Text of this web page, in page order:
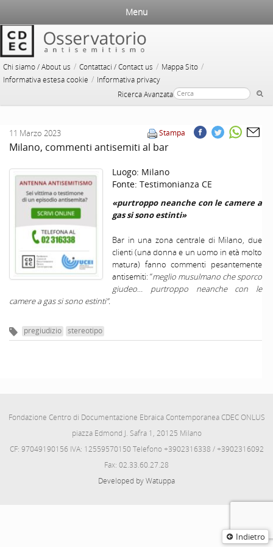
Chi siamo / About us / Contattaci / Contact us / Mappa Sito /
Informativa estesa cookie / Informativa privacy
Ricerca Avanzata
Menu
Indietro
Stampa
11 Marzo 2023
Milano, commenti antisemiti al bar
Luogo: Milano
Fonte: Testimonianza CE
«purtroppo neanche con le camere a
gas si sono estinti»
Bar in una zona centrale di Milano, due
clienti (una donna e un uomo in età molto
matura) fanno commenti pesantemente
antisemiti: “meglio musulmano che sporco
giudeo… purtroppo neanche con le
camere a gas si sono estinti”.
pregiudizio stereotipo
Fondazione Centro di Documentazione Ebraica Contemporanea CDEC ONLUS
piazza Edmond J. Safra 1, 20125 Milano
CF: 97049190156 IVA: 12559570150 Telefono +3902316338 / +3902316092
Fax: 02.33.60.27.28
Developed by Watuppa